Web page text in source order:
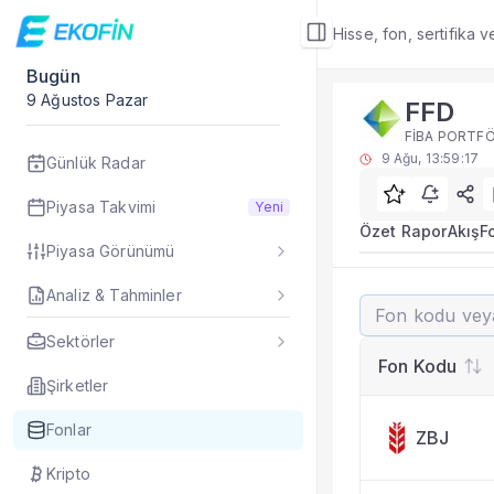
Hisse, fon, sertifika
Bugün
9 Ağustos Pazar
Günlük Radar
Piyasa Takvimi Yeni
Piyasa Görünümü
Analiz & Tahminler
Sektörler
Şirketler
Fonlar
Kripto
Fon Detay
Rakip Analizi
FFD benzer
FFD fonu rakip
TEFAS FFD fonu
Fon verileri hangi
FFD fonunu diğer
Evet. Fon detay
Fon Detay— İlgili
Fon Portföyü
FFD
FİBA
9 Ağu, 13:59:17
Özet RaporAkış
FFD
Fon Kodu
ZBJ